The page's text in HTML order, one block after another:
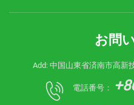
お問
Add: 中国山東省済南市高新
電話番号：